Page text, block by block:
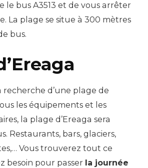
le bus A3513 et de vous arrêter
La plage se situe à 300 mètres
bus.
recherche d’une plage de
les équipements et les
la plage d’Ereaga sera
Restaurants, bars, glaciers,
Vous trouverez tout ce
besoin pour passer la journée